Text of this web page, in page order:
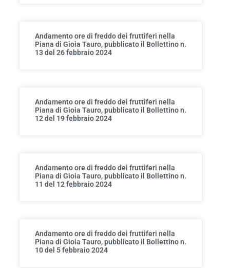
Andamento ore di freddo dei fruttiferi nella
Piana di Gioia Tauro, pubblicato il Bollettino n.
13 del 26 febbraio 2024
Andamento ore di freddo dei fruttiferi nella
Piana di Gioia Tauro, pubblicato il Bollettino n.
12 del 19 febbraio 2024
Andamento ore di freddo dei fruttiferi nella
Piana di Gioia Tauro, pubblicato il Bollettino n.
11 del 12 febbraio 2024
Andamento ore di freddo dei fruttiferi nella
Piana di Gioia Tauro, pubblicato il Bollettino n.
10 del 5 febbraio 2024